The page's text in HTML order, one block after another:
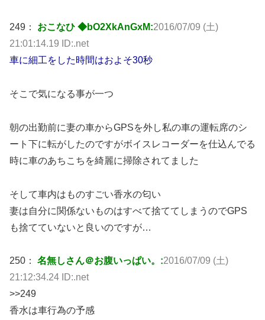
249： おこなひ ◆bO2XkAnGxM:2016/07/09 (土)
21:01:14.19 ID:.net
車に細工をした時間はおよそ30秒
そこで気になる事が一つ
朝の出勤前に妻の車からGPSを外し私の車の運転席のシ
ート下に転がしたのですがボイスレコーダーを仕込んでる
時に車のあちこちを綺麗に掃除されてました
そして車内はものすごい香水の匂い
妻は自分に関係ないものはすべて捨ててしまうのでGPS
も捨てていないと良いのですが…
250： 名無しさん＠お腹いっぱい。:2016/07/09 (土)
21:12:34.24 ID:.net
>>249
香水は車行為の予感